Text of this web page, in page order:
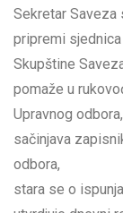
Sekretar Saveza
pripremi
Skupštine
pomaže u
Upravnog odbora,
sačinjava
odbora,
stara se o